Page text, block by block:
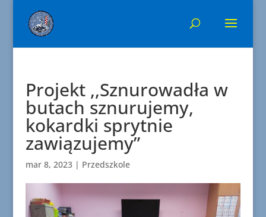
Projekt ,,Sznurowadła w
butach sznurujemy,
kokardki sprytnie
zawiązujemy”
mar 8, 2023| Przedszkole